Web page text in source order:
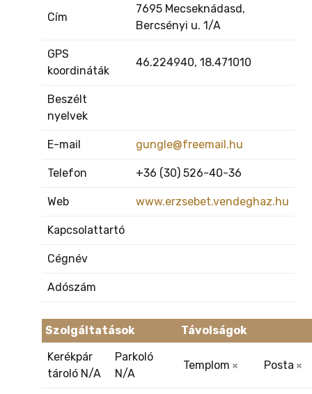
Cím
7695 Mecseknádasd,
Bercsényi u. 1/A
GPS
koordináták
46.224940, 18.471010
Beszélt
nyelvek
E-mail gungle@freemail.hu
Telefon +36 (30) 526-40-36
Web www.erzsebet.vendeghaz.hu
Kapcsolattartó
Cégnév
Adószám
Szolgáltatások
Távolságok
Kerékpár
tároló N/A
Parkoló
N/A
Templom Posta